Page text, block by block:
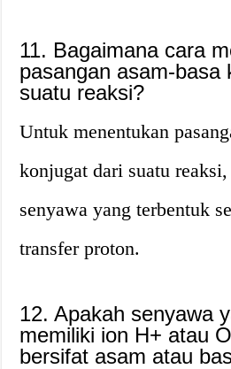
11. Bagaimana cara
pasangan asam-basa
suatu reaksi?
Untuk menentukan
konjugat dari suatu
senyawa yang terbentuk
transfer proton.
12. Apakah senyawa
memiliki ion H+ atau
bersifat asam atau